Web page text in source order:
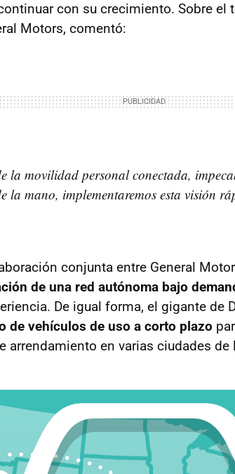
con su crecimiento. Sobre el
Motors, comentó:
la movilidad personal conectada,
la mano, implementaremos esta visión
conjunta entre General
de una red autónoma bajo
De igual forma, el gigante de
de vehículos de uso a corto plazo
arrendamiento en varias ciudades